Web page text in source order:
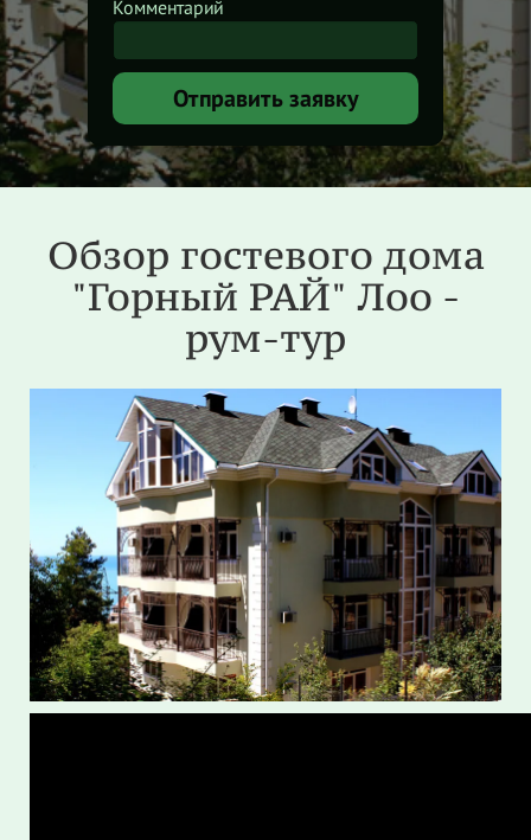
Комментарий
Отправить заявку
Обзор гостевого дома
"Горный РАЙ" Лоо -
рум-тур